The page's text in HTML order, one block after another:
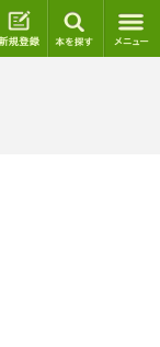
ログイン 新規登録